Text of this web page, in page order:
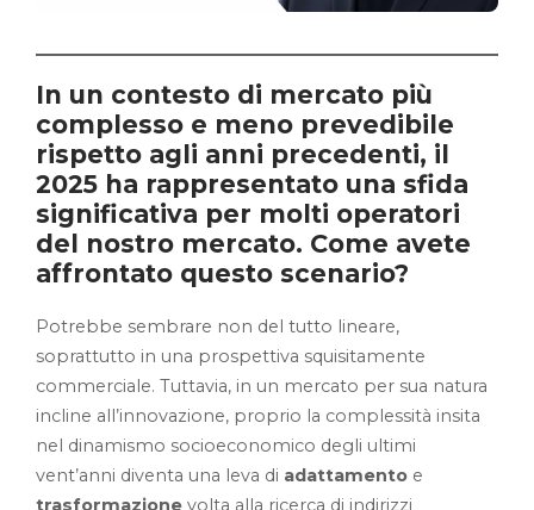
In un contesto di mercato più
complesso e meno prevedibile
rispetto agli anni precedenti, il
2025 ha rappresentato una sfida
significativa per molti operatori
del nostro mercato. Come avete
affrontato questo scenario?
Potrebbe sembrare non del tutto lineare,
soprattutto in una prospettiva squisitamente
commerciale. Tuttavia, in un mercato per sua natura
incline all’innovazione, proprio la complessità insita
nel dinamismo socioeconomico degli ultimi
vent’anni diventa una leva di adattamento e
trasformazione volta alla ricerca di indirizzi